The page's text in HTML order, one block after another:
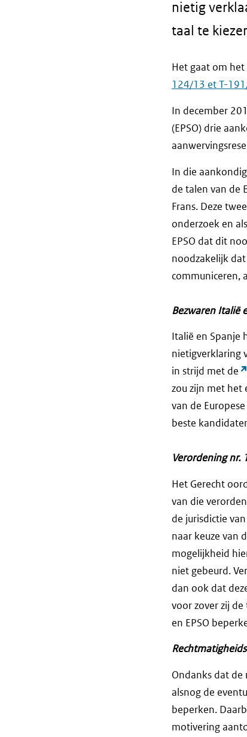
nietig
taal te
Het gaat om
124/13 et T-
In december
(EPSO) drie
In die
de talen van de
Frans. Deze
onderzoek en
EPSO dat dit
noodzakelijk
communiceren,
Bezwaren Italië
Italië en Spanje
nietigverklaring
in strijd met de
zou zijn met het
van de
beste
Verordening nr.
Het Gerecht
van die
de jurisdictie
naar keuze van
mogelijkheid
niet gebeurd.
dan ook dat
voor zover zij
en EPSO
Ondanks dat
alsnog de
beperken.
motivering